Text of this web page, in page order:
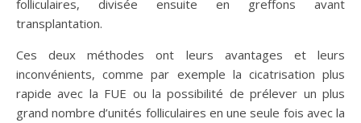
folliculaires, divisée ensuite en greffons avant
transplantation.
Ces deux méthodes ont leurs avantages et leurs
inconvénients, comme par exemple la cicatrisation plus
rapide avec la FUE ou la possibilité de prélever un plus
grand nombre d’unités folliculaires en une seule fois avec la